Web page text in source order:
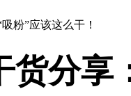
货分享